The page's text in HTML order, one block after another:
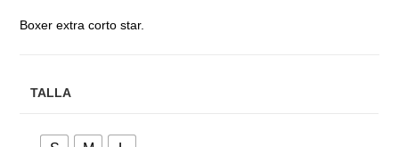
Boxer extra corto star.
TALLA